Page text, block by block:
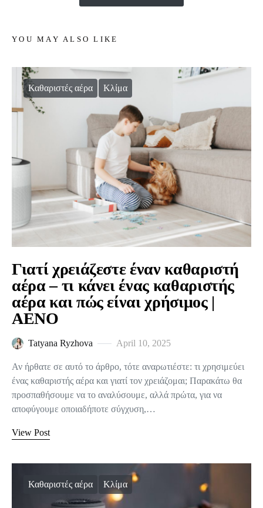
YOU MAY ALSO LIKE
Καθαριστές αέρα Κλίμα
Γιατί χρειάζεστε έναν καθαριστή
αέρα – τι κάνει ένας καθαριστής
αέρα και πώς είναι χρήσιμος |
AENO
Tatyana Ryzhova April 10, 2025
Αν ήρθατε σε αυτό το άρθρο, τότε αναρωτιέστε: τι χρησιμεύει
ένας καθαριστής αέρα και γιατί τον χρειάζομαι; Παρακάτω θα
προσπαθήσουμε να το αναλύσουμε, αλλά πρώτα, για να
αποφύγουμε οποιαδήποτε σύγχυση,…
View Post
Καθαριστές αέρα Κλίμα